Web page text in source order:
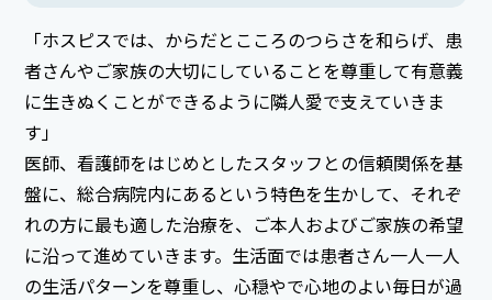
「ホスピスでは、からだとこころのつらさを和らげ、患
者さんやご家族の大切にしていることを尊重して有意義
に生きぬくことができるように隣人愛で支えていきま
す」
医師、看護師をはじめとしたスタッフとの信頼関係を基
盤に、総合病院内にあるという特色を生かして、それぞ
れの方に最も適した治療を、ご本人およびご家族の希望
に沿って進めていきます。生活面では患者さん一人一人
の生活パターンを尊重し、心穏やで心地のよい毎日が過